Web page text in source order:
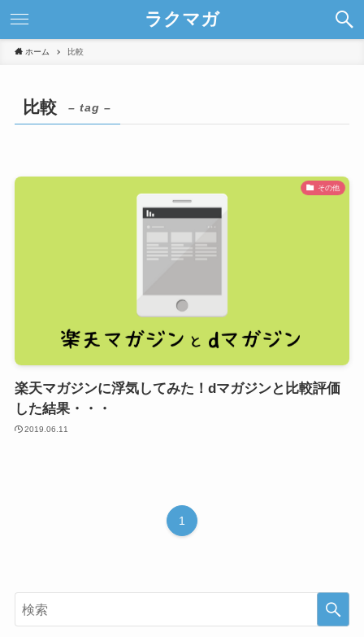
ラクマガ
ホーム 比較
比較 – tag –
その他
楽天マガジンに浮気してみた！dマガジンと比較評価
した結果・・・
2019.06.11
1